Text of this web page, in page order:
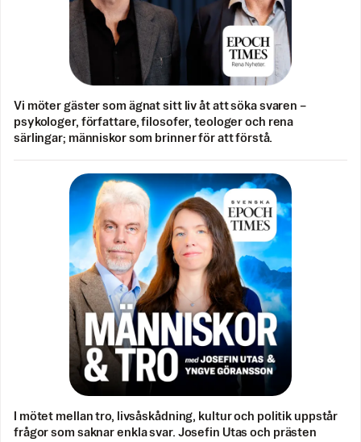
Vi möter gäster som ägnat sitt liv åt att söka svaren –
psykologer, författare, filosofer, teologer och rena
särlingar; människor som brinner för att förstå.
I mötet mellan tro, livsåskådning, kultur och politik uppstår
frågor som saknar enkla svar. Josefin Utas och prästen